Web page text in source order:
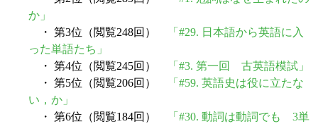
か」
・ 第3位（閲覧248回）
「#29. 日本語から英語に入
った単語たち」
・ 第4位（閲覧245回）
「#3. 第一回 古英語模試」
・ 第5位（閲覧206回）
「#59. 英語史は役に立たな
い，か」
・ 第6位（閲覧184回）
「#30. 動詞は動詞でも 3単